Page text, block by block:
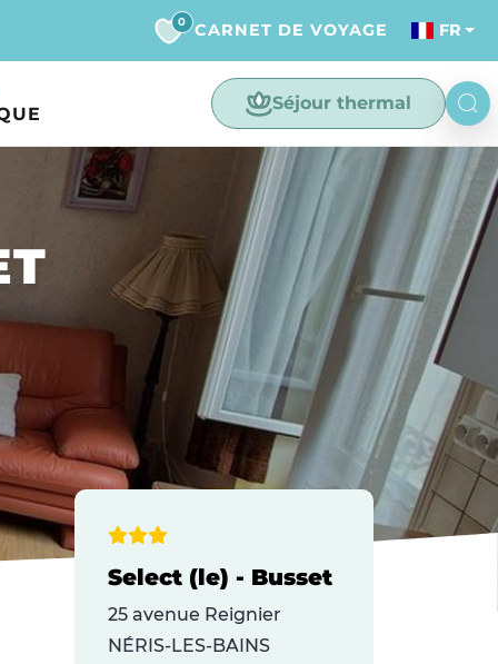
0 CARNET DE VOYAGE FR
Séjour thermal
Select (le) - Busset
25 avenue Reignier
NÉRIS-LES-BAINS